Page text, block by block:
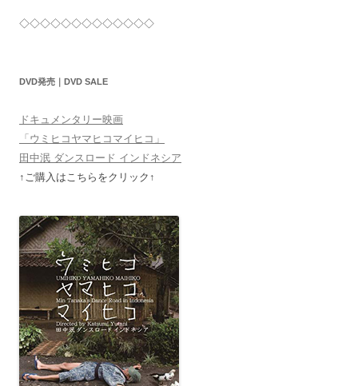
◇◇◇◇◇◇◇◇◇◇◇◇◇
DVD発売｜DVD SALE
ドキュメンタリー映画
「ウミヒコヤマヒコマイヒコ」
田中泯 ダンスロード インドネシア
↑ご購入はこちらをクリック↑